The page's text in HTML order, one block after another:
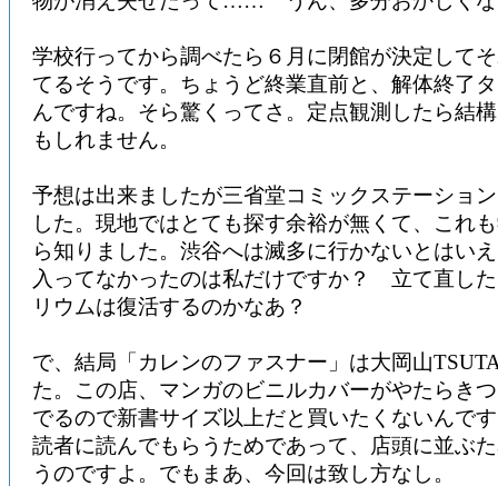
学校行ってから調べたら６月に閉館が決定して
てるそうです。ちょうど終業直前と、解体終了
んですね。そら驚くってさ。定点観測したら結
もしれません。
予想は出来ましたが三省堂コミックステーショ
した。現地ではとても探す余裕が無くて、これ
ら知りました。渋谷へは滅多に行かないとはい
入ってなかったのは私だけですか？ 立て直し
リウムは復活するのかなあ？
で、結局「カレンのファスナー」は大岡山
た。この店、マンガのビニルカバーがやたらき
でるので新書サイズ以上だと買いたくないんで
読者に読んでもらうためであって、店頭に並ぶ
うのですよ。でもまあ、今回は致し方なし。